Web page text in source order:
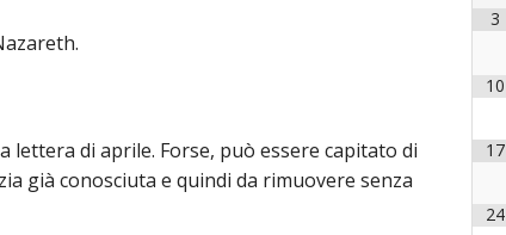
SACRAPOST SISMA
COMUNITÀ RELIGIOSE FEMMINILI DI DIRITTO DIOCESANO
CIVILMENTE RICONOSCIUTIVESCOVI ORIUNDI DELLA CHIESA DIOCESANA
lettera di aprile. Forse, può essere capitato di
già conosciuta e quindi da rimuovere senza
3
10
17
24